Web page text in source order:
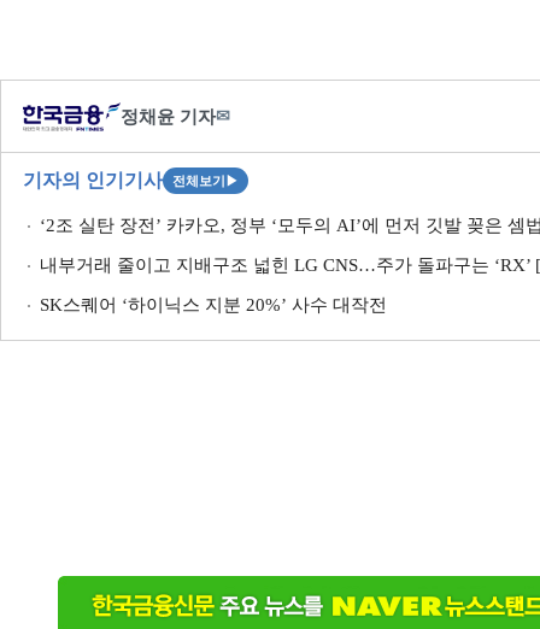
정채윤 기자✉
기자의 인기기사 전체보기 ▶
‘2조 실탄 장전’ 카카오, 정부 ‘모두의 AI’에 먼저 깃발 꽂은 셈
내부거래 줄이고 지배구조 넓힌 LG CNS…주가 돌파구는
SK스퀘어 ‘하이닉스 지분 20%’ 사수 대작전